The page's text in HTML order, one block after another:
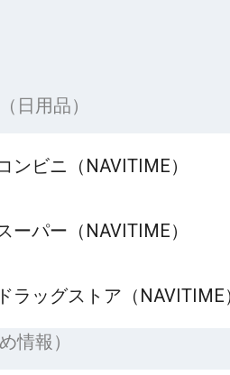
日用品）
ンビニ（NAVITIME）
ーパー（NAVITIME）
ラッグストア（NAVITIME
情報）